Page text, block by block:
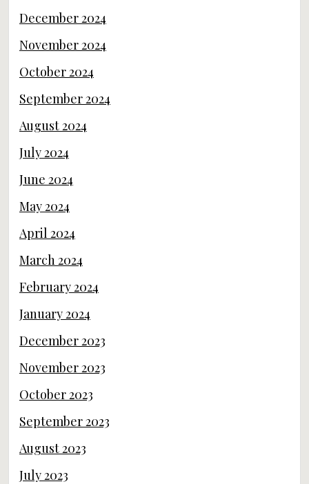
December 2024
November 2024
October 2024
September 2024
August 2024
July 2024
June 2024
May 2024
April 2024
March 2024
February 2024
January 2024
December 2023
November 2023
October 2023
September 2023
August 2023
July 2023